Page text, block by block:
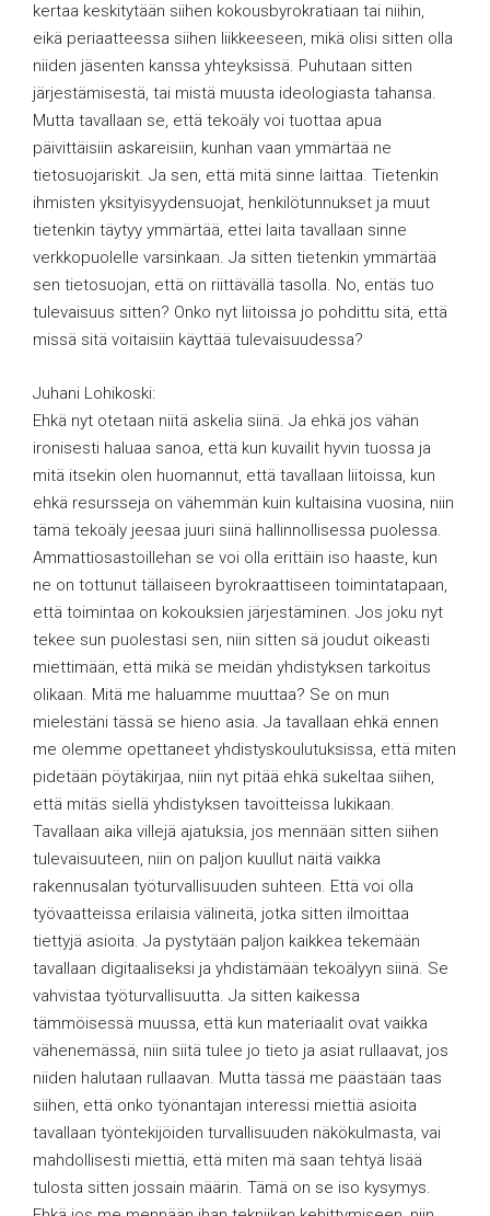
kertaa keskitytään siihen kokousbyrokratiaan tai niihin,
eikä periaatteessa siihen liikkeeseen, mikä olisi sitten olla
niiden jäsenten kanssa yhteyksissä. Puhutaan sitten
järjestämisestä, tai mistä muusta ideologiasta tahansa.
Mutta tavallaan se, että tekoäly voi tuottaa apua
päivittäisiin askareisiin, kunhan vaan ymmärtää ne
tietosuojariskit. Ja sen, että mitä sinne laittaa. Tietenkin
ihmisten yksityisyydensuojat, henkilötunnukset ja muut
tietenkin täytyy ymmärtää, ettei laita tavallaan sinne
verkkopuolelle varsinkaan. Ja sitten tietenkin ymmärtää
sen tietosuojan, että on riittävällä tasolla. No, entäs tuo
tulevaisuus sitten? Onko nyt liitoissa jo pohdittu sitä, että
missä sitä voitaisiin käyttää tulevaisuudessa?
Juhani Lohikoski:
Ehkä nyt otetaan niitä askelia siinä. Ja ehkä jos vähän
ironisesti haluaa sanoa, että kun kuvailit hyvin tuossa ja
mitä itsekin olen huomannut, että tavallaan liitoissa, kun
ehkä resursseja on vähemmän kuin kultaisina vuosina, niin
tämä tekoäly jeesaa juuri siinä hallinnollisessa puolessa.
Ammattiosastoillehan se voi olla erittäin iso haaste, kun
ne on tottunut tällaiseen byrokraattiseen toimintatapaan,
että toimintaa on kokouksien järjestäminen. Jos joku nyt
tekee sun puolestasi sen, niin sitten sä joudut oikeasti
miettimään, että mikä se meidän yhdistyksen tarkoitus
olikaan. Mitä me haluamme muuttaa? Se on mun
mielestäni tässä se hieno asia. Ja tavallaan ehkä ennen
me olemme opettaneet yhdistyskoulutuksissa, että miten
pidetään pöytäkirjaa, niin nyt pitää ehkä sukeltaa siihen,
että mitäs siellä yhdistyksen tavoitteissa lukikaan.
Tavallaan aika villejä ajatuksia, jos mennään sitten siihen
tulevaisuuteen, niin on paljon kuullut näitä vaikka
rakennusalan työturvallisuuden suhteen. Että voi olla
työvaatteissa erilaisia välineitä, jotka sitten ilmoittaa
tiettyjä asioita. Ja pystytään paljon kaikkea tekemään
tavallaan digitaaliseksi ja yhdistämään tekoälyyn siinä. Se
vahvistaa työturvallisuutta. Ja sitten kaikessa
tämmöisessä muussa, että kun materiaalit ovat vaikka
vähenemässä, niin siitä tulee jo tieto ja asiat rullaavat, jos
niiden halutaan rullaavan. Mutta tässä me päästään taas
siihen, että onko työnantajan interessi miettiä asioita
tavallaan työntekijöiden turvallisuuden näkökulmasta, vai
mahdollisesti miettiä, että miten mä saan tehtyä lisää
tulosta sitten jossain määrin. Tämä on se iso kysymys.